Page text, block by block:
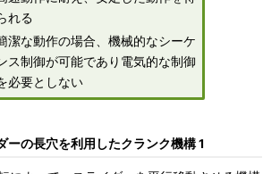
れる
潔な動作の場合、機械的なシーケ
ス制御が可能であり電気的な制御
必要としない
ーの長穴を利用したクランク機構 1